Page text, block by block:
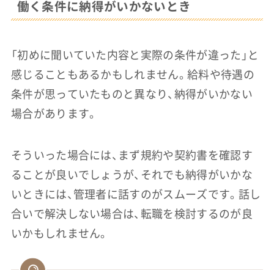
働く条件に納得がいかないとき
「初めに聞いていた内容と実際の条件が違った」と
感じることもあるかもしれません。給料や待遇の
条件が思っていたものと異なり、納得がいかない
場合があります。
そういった場合には、まず規約や契約書を確認す
ることが良いでしょうが、それでも納得がいかな
いときには、管理者に話すのがスムーズです。話し
合いで解決しない場合は、転職を検討するのが良
いかもしれません。